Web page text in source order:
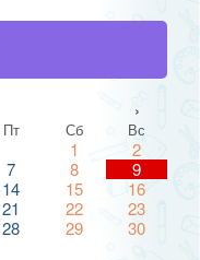
›
Пт Сб Вс
1
2
7 8
9
14 15
16
21 22
23
28 29
30